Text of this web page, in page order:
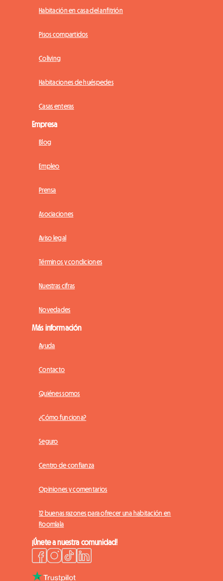
Habitación en casa del anfitrión
Pisos compartidos
Coliving
Habitaciones de huéspedes
Casas enteras
Empresa
Blog
Empleo
Prensa
Asociaciones
Aviso legal
Términos y condiciones
Nuestras cifras
Novedades
Más información
Ayuda
Contacto
Quiénes somos
¿Cómo funciona?
Seguro
Centro de confianza
Opiniones y comentarios
12 buenas razones para ofrecer una habitación en
Roomlala
¡Únete a nuestra comunidad!